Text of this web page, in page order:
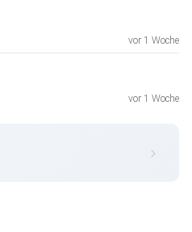
vor 1 Woche
vor 1 Woche